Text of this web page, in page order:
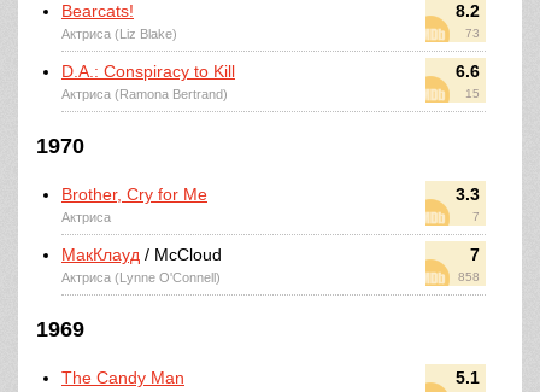
8.2
73
Bearcats!
Актриса (Liz Blake)
6.6
15
D.A.: Conspiracy to Kill
Актриса (Ramona Bertrand)
1970
3.3
7
Brother, Cry for Me
Актриса
7
858
МакКлауд / McCloud
Актриса (Lynne O'Connell)
1969
5.1
The Candy Man